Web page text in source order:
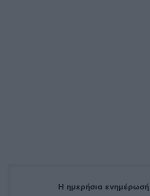
Η ημερήσια